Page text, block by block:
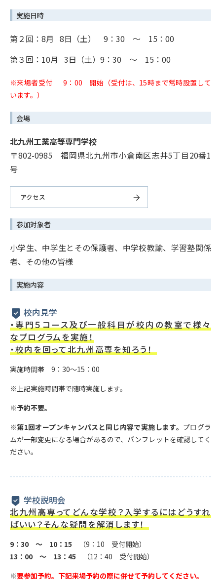
実施日時
第２回：8月 8日（土） 9：30 ～ 15：00
第３回：10月 3日（土）9：30 ～ 15：00
※来場者受付 9：00 開始（受付は、15時まで常時設置して
います。）
会場
北九州工業高等専門学校
〒802-0985 福岡県北九州市小倉南区志井5丁目20番1
号
アクセス
参加対象者
小学生、中学生とその保護者、中学校教諭、学習塾関係
者、その他の皆様
実施内容
校内見学
・専門５コース及び一般科目が校内の教室で様々
なプログラムを実施！
・校内を回って北九州高専を知ろう！
実施時間帯 9：30～15：00
※上記実施時間帯で随時実施します。
※予約不要。
※第1回オープンキャンパスと同じ内容で実施します。 プログラ
ムが一部変更になる場合があるので、パンフレットを確認してく
ださい。
学校説明会
北九州高専ってどんな学校？入学するにはどうすれ
ばいい？そんな疑問を解消します！
9：30 ～ 10：15
（9：10 受付開始）
13：00 ～ 13：45
（12：40 受付開始）
※要参加予約。下記来場予約の際に併せて予約してください。